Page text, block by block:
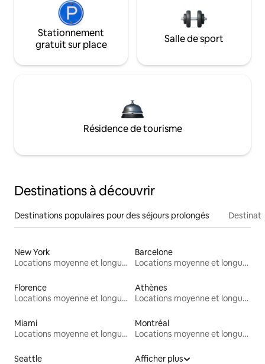
Stationnement
gratuit sur place
Salle de sport
Résidence de tourisme
Destinations à découvrir
Destinations populaires pour des séjours prolongés
New York
Locations moyenne et longue durée
Barcelone
Locations moyenne et longue durée
Florence
Locations moyenne et longue durée
Athènes
Locations moyenne et longue durée
Miami
Locations moyenne et longue durée
Montréal
Locations moyenne et longue durée
Seattle
Afficher plus